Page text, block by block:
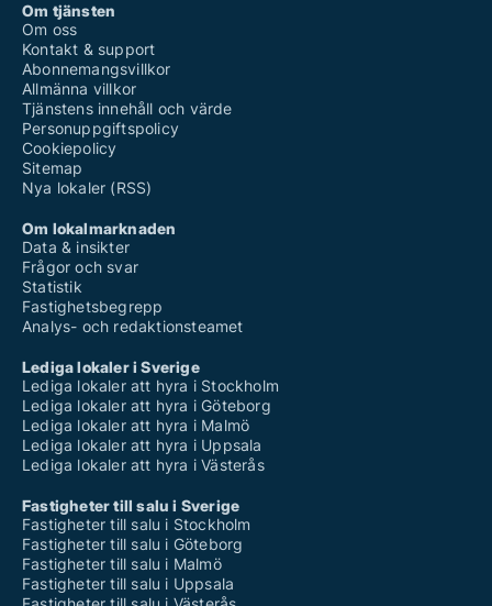
Om tjänsten
Om oss
Kontakt & support
Abonnemangsvillkor
Allmänna villkor
Tjänstens innehåll och värde
Personuppgiftspolicy
Cookiepolicy
Sitemap
Nya lokaler (RSS)
Om lokalmarknaden
Data & insikter
Frågor och svar
Statistik
Fastighetsbegrepp
Analys- och redaktionsteamet
Lediga lokaler i Sverige
Lediga lokaler att hyra i Stockholm
Lediga lokaler att hyra i Göteborg
Lediga lokaler att hyra i Malmö
Lediga lokaler att hyra i Uppsala
Lediga lokaler att hyra i Västerås
Fastigheter till salu i Sverige
Fastigheter till salu i Stockholm
Fastigheter till salu i Göteborg
Fastigheter till salu i Malmö
Fastigheter till salu i Uppsala